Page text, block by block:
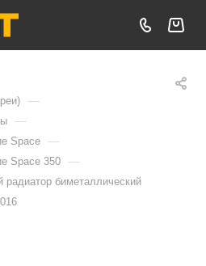
—
—
Space —
Space 350 —
радиатор биметаллический